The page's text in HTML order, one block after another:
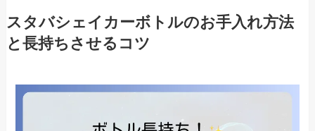
スタバシェイカーボトルのお手入れ方法
と長持ちさせるコツ